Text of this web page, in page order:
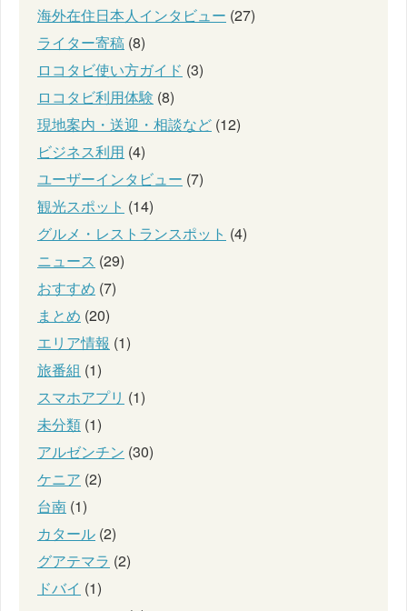
海外在住日本人インタビュー (27)
ライター寄稿 (8)
ロコタビ使い方ガイド (3)
ロコタビ利用体験 (8)
現地案内・送迎・相談など (12)
ビジネス利用 (4)
ユーザーインタビュー (7)
観光スポット (14)
グルメ・レストランスポット (4)
ニュース (29)
おすすめ (7)
まとめ (20)
エリア情報 (1)
旅番組 (1)
スマホアプリ (1)
未分類 (1)
アルゼンチン (30)
ケニア (2)
台南 (1)
カタール (2)
グアテマラ (2)
ドバイ (1)